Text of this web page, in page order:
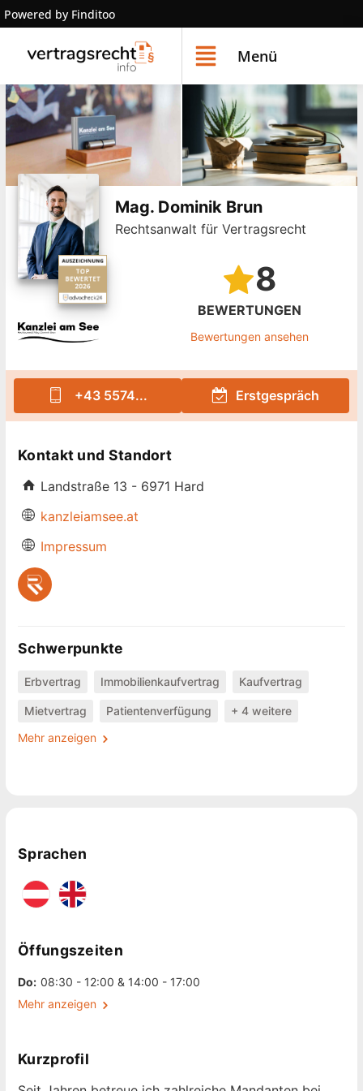
Powered by Finditoo
Menü
Mag. Dominik Brun
Rechtsanwalt für Vertragsrecht
8
BEWERTUNGEN
Bewertungen ansehen
+43 5574... Erstgespräch
Kontakt und Standort
Landstraße 13 - 6971 Hard
kanzleiamsee.at
Impressum
Schwerpunkte
Erbvertrag Immobilienkaufvertrag Kaufvertrag
Mietvertrag Patientenverfügung
+ 4 weitere
Mehr anzeigen
Sprachen
Öffungszeiten
Do: 08:30 - 12:00 & 14:00 - 17:00
Mehr anzeigen
Kurzprofil